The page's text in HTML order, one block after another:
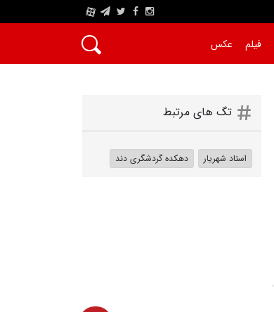
A
فیلم عکس
تگ های مرتبط
استاد شهریار دهکده گردشگری دند